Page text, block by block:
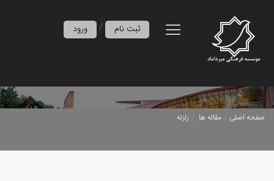
ورود / ثبت نام
صفحه اصلی مقاله ها زلزله